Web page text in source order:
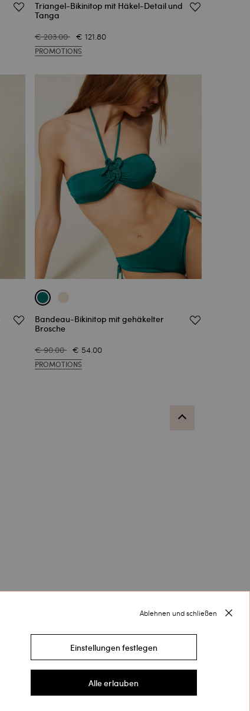
Einstellungen festlegen
Alle erlauben
Ablehnen und schließen
Triangel-Bikinitop mit Häkel-Detail und
Tanga
€ 203.00 € 121.80
PROMOTIONS
Bandeau-Bikinitop mit gehäkelter
Brosche
€ 90.00 € 54.00
PROMOTIONS
Folgen Sie uns auf